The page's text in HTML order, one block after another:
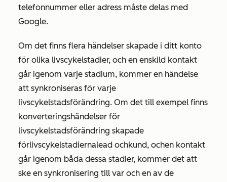
telefonnummer eller adress måste delas med
Google.
Om det finns flera händelser skapade i ditt konto
för olika livscykelstadier, och en enskild kontakt
går igenom varje stadium, kommer en händelse
att synkroniseras för varje
livscykelstadsförändring. Om det till exempel finns
konverteringshändelser för
livscykelstadsförändring skapade
förlivscykelstadiernalead ochkund, ochen kontakt
går igenom båda dessa stadier, kommer det att
ske en synkronisering till var och en av de